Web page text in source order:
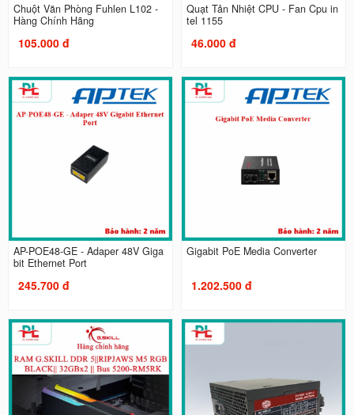
Chuột Văn Phòng Fuhlen L102 -
Hàng Chính Hãng
105.000 đ
Quạt Tản Nhiệt CPU - Fan Cpu in
tel 1155
46.000 đ
AP-POE48-GE - Adaper 48V Giga
bit Ethernet Port
245.700 đ
Gigabit PoE Media Converter
1.202.500 đ